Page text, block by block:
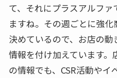
て、それにプラスアルフ
ますね。その週ごとに強
決めているので、お店の
情報を付け加えています
の情報でも、CSR活動や